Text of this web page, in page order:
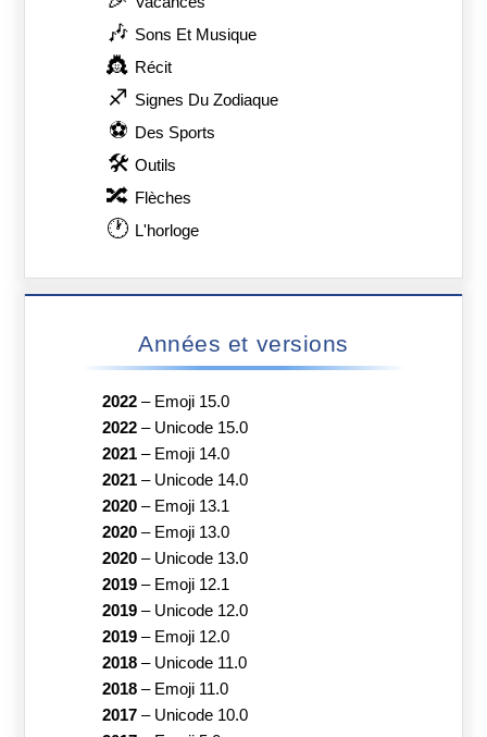
🎶 Sons Et Musique
👸 Récit
♐ Signes Du Zodiaque
⚽ Des Sports
🛠 Outils
🔀 Flèches
🕐 L'horloge
Années et versions
2022– Emoji 15.0
2022– Unicode 15.0
2021– Emoji 14.0
2021– Unicode 14.0
2020– Emoji 13.1
2020– Emoji 13.0
2020– Unicode 13.0
2019– Emoji 12.1
2019– Unicode 12.0
2019– Emoji 12.0
2018– Unicode 11.0
2018– Emoji 11.0
2017– Unicode 10.0